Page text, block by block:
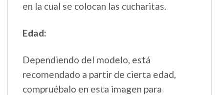
en la cual se colocan las cucharitas.
Edad:
Dependiendo del modelo, está
recomendado a partir de cierta edad,
compruébalo en esta imagen para